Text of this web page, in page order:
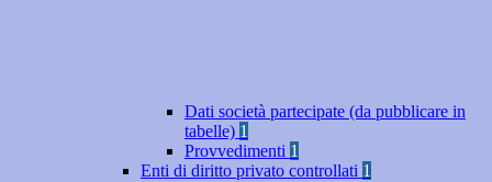
Dati società partecipate (da pubblicare in
tabelle) 1
Provvedimenti 1
Enti di diritto privato controllati 1